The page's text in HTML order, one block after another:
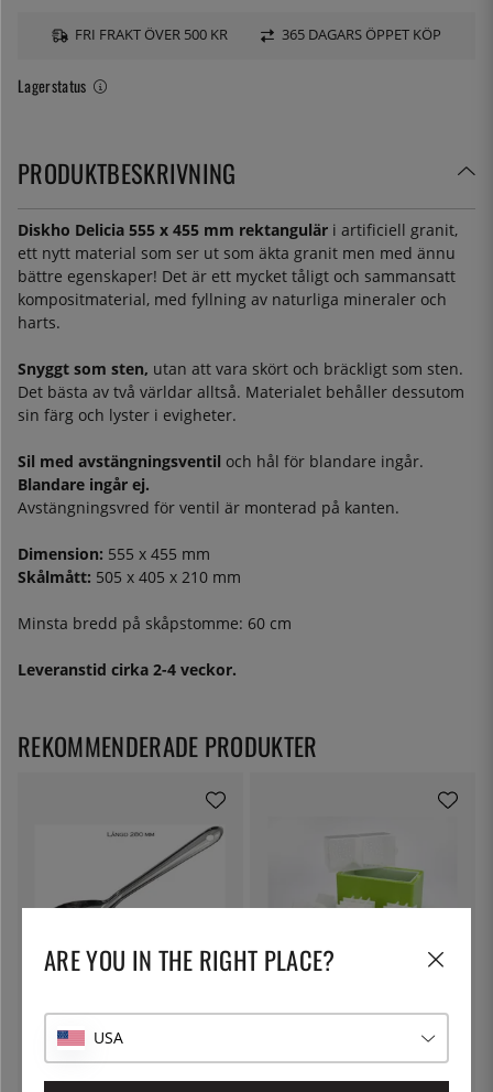
Lagerstatus
FRI FRAKT ÖVER 500 KR 365 DAGARS ÖPPET KÖP
PRODUKTBESKRIVNING
Diskho Delicia 555 x 455 mm rektangulär i artificiell granit,
ett nytt material som ser ut som äkta granit men med ännu
bättre egenskaper! Det är ett mycket tåligt och sammansatt
kompositmaterial, med fyllning av naturliga mineraler och
harts.
Snyggt som sten, utan att vara skört och bräckligt som sten.
Det bästa av två världar alltså. Materialet behåller dessutom
sin färg och lyster i evigheter.
Sil med avstängningsventil och hål för blandare ingår.
Blandare ingår ej.
Avstängningsvred för ventil är monterad på kanten.
Dimension: 555 x 455 mm
Skålmått: 505 x 405 x 210 mm
Minsta bredd på skåpstomme: 60 cm
Leveranstid cirka 2-4 veckor.
Gastrosked / serveringssked
75:-
Iskuber, klaris - 100% Chef
399:-
REKOMMENDERADE PRODUKTER
ARE YOU IN THE RIGHT PLACE?
USA